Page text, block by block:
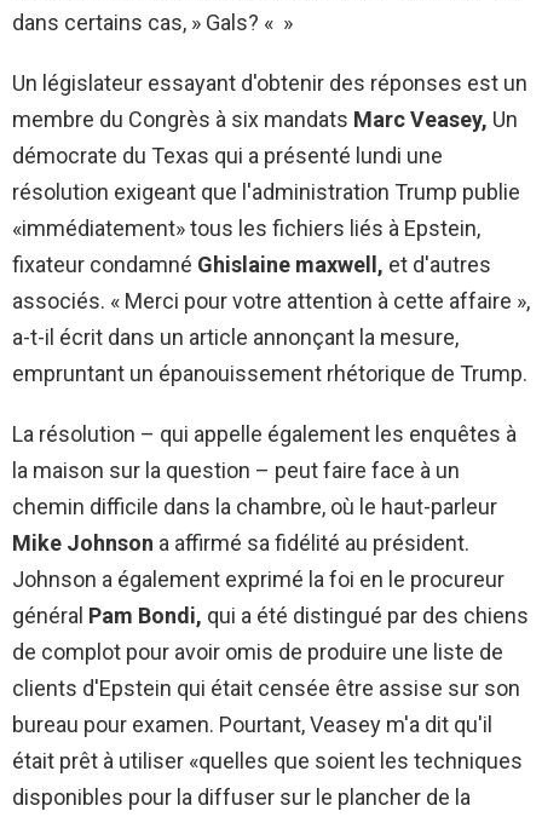
dans certains cas, » Gals? « »
Un législateur essayant d'obtenir des réponses est un
membre du Congrès à six mandats Marc Veasey, Un
démocrate du Texas qui a présenté lundi une
résolution exigeant que l'administration Trump publie
«immédiatement» tous les fichiers liés à Epstein,
fixateur condamné Ghislaine maxwell, et d'autres
associés. « Merci pour votre attention à cette affaire »,
a-t-il écrit dans un article annonçant la mesure,
empruntant un épanouissement rhétorique de Trump.
La résolution – qui appelle également les enquêtes à
la maison sur la question – peut faire face à un
chemin difficile dans la chambre, où le haut-parleur
Mike Johnson a affirmé sa fidélité au président.
Johnson a également exprimé la foi en le procureur
général Pam Bondi, qui a été distingué par des chiens
de complot pour avoir omis de produire une liste de
clients d'Epstein qui était censée être assise sur son
bureau pour examen. Pourtant, Veasey m'a dit qu'il
était prêt à utiliser «quelles que soient les techniques
disponibles pour la diffuser sur le plancher de la